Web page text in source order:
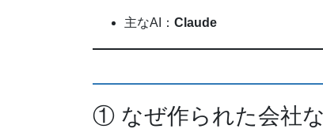
主なAI： Claude
① なぜ作られた会社